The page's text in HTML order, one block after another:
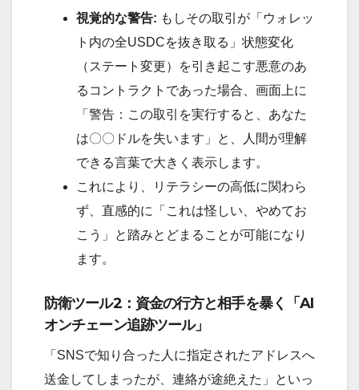
視覚的な警告: もしその取引が「ウォレッ
ト内の全USDCを抜き取る」状態変化
（ステート変更）を引き起こす悪意のあ
るコントラクトであった場合、画面上に
「警告：この取引を実行すると、あなた
は〇〇ドルを失います」と、人間が理解
できる言葉で大きく表示します。
これにより、リテラシーの高低に関わら
ず、直感的に「これは怪しい、やめてお
こう」と踏みとどまることが可能になり
ます。
防衛ツール2：資金の行方と相手を暴く「AI
オンチェーン追跡ツール」
「SNSで知り合った人に指定されたアドレスへ
送金してしまったが、連絡が途絶えた」といっ